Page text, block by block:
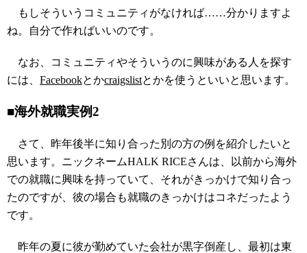
もしそういうコミュニティがなければ……分かりますよ
ね。自分で作ればいいのです。
なお、コミュニティやそういうのに興味がある人を探す
には、 Facebookとかcraigslistとかを使うといいと思います。
■海外就職実例2
さて、昨年後半に知り合った別の方の例を紹介したいと
思います。ニックネームHALK RICEさんは、以前から海外
での就職に興味を持っていて、それがきっかけで知り合っ
たのですが、彼の場合も就職のきっかけはコネだったよう
です。
昨年の夏に彼が勤めていた会社が黒字倒産し、最初は東